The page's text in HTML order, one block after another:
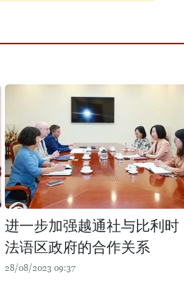
进一步加强越通社与比利时
法语区政府的合作关系
28/08/2023 09:37